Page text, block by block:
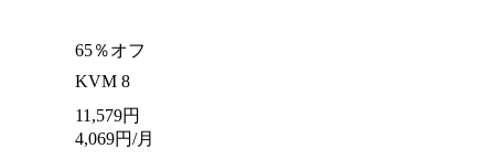
65％オフ
KVM 8
11,579円
4,069円/月